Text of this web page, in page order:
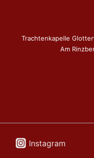
Trachtenkapelle
Am
Instagram